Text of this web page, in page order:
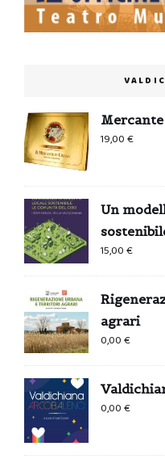
19,00€
Un
15,00€
agrari
0,00€
0,00€